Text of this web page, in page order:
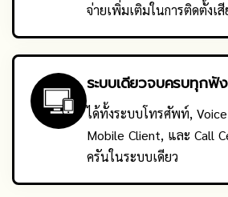
จ่ายเพิ่มเติมในการติดตั้งเสี
ระบบเดียวจบครบทุกฟั
ได้ทั้งระบบโทรศัพท์,
Mobile Client, และ Call
ครันในระบบเดียว